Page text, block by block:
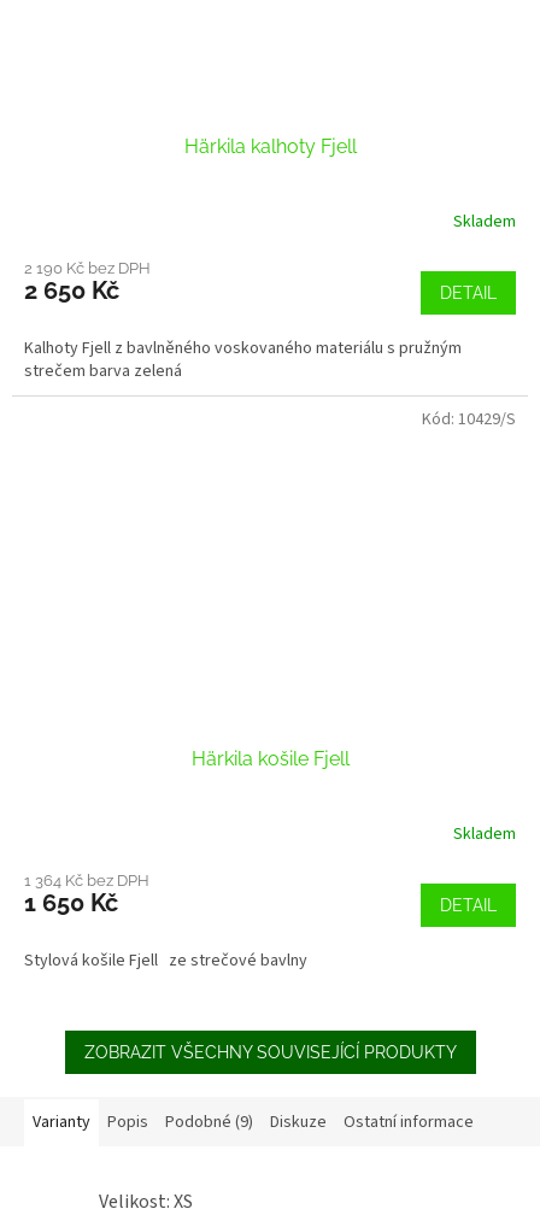
Härkila kalhoty Fjell
Skladem
2 190 Kč bez DPH
2 650 Kč DETAIL
Kalhoty Fjell z bavlněného voskovaného materiálu s pružným
strečem barva zelená
Härkila košile Fjell
Skladem
1 364 Kč bez DPH
1 650 Kč DETAIL
Stylová košile Fjell ze strečové bavlny
Kód: 10429/S
ZOBRAZIT VŠECHNY SOUVISEJÍCÍ PRODUKTY
Varianty Popis Podobné (9) Diskuze Ostatní informace
Velikost: XS